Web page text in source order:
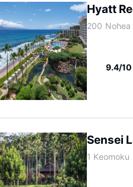
Hyatt
200 Nohea
9.4/10
Sensei
1